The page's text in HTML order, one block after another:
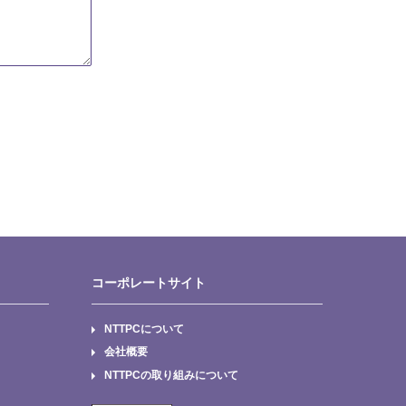
コーポレートサイト
NTTPCについて
会社概要
NTTPCの取り組みについて